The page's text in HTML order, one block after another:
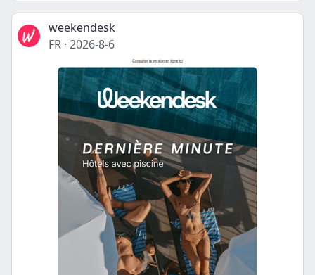
weekendesk
FR · 2026-8-6